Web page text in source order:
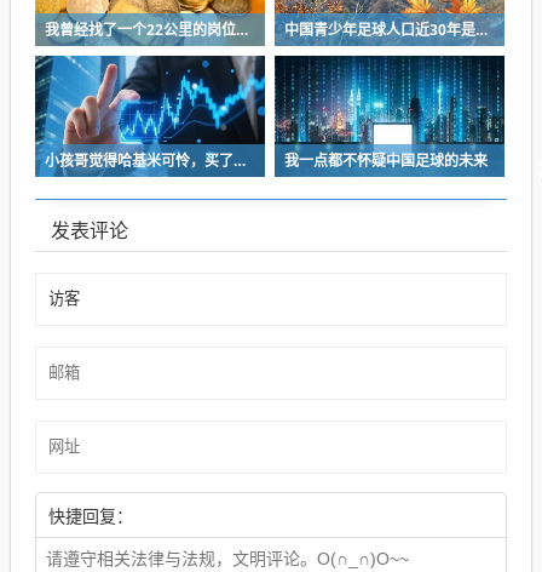
我曾经找了一个22公里的岗位，坚持了2个星期就坚持不下去了 中国青少年足球人口近30年是断崖式下降
小孩哥觉得哈基米可怜，买了火腿肠喂哈基米，结果哈基米直接叼走他的鹦鹉… 我一点都不怀疑中国足球的未来
发表评论
快捷回复：